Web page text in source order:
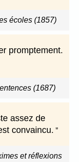
écoles (1857)
promptement.
(1687)
assez de
convaincu.
et réflexions